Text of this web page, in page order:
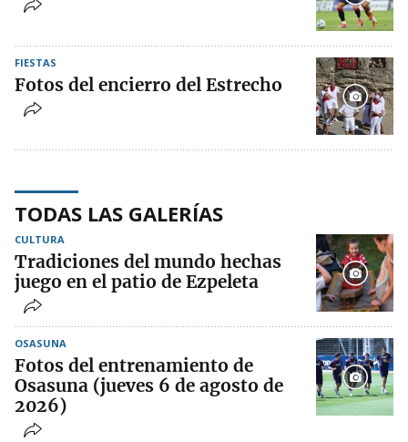
FIESTAS
Fotos del encierro del Estrecho
TODAS LAS GALERÍAS
CULTURA
Tradiciones del mundo hechas
juego en el patio de Ezpeleta
OSASUNA
Fotos del entrenamiento de
Osasuna (jueves 6 de agosto de
2026)